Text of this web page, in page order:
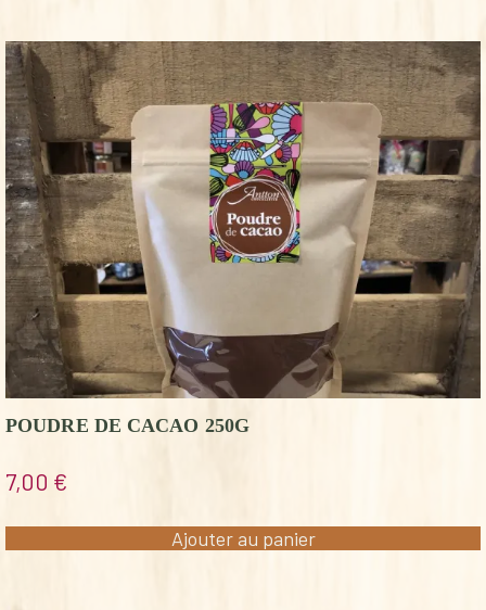
POUDRE DE CACAO 250G
7,00 €
Ajouter au panier